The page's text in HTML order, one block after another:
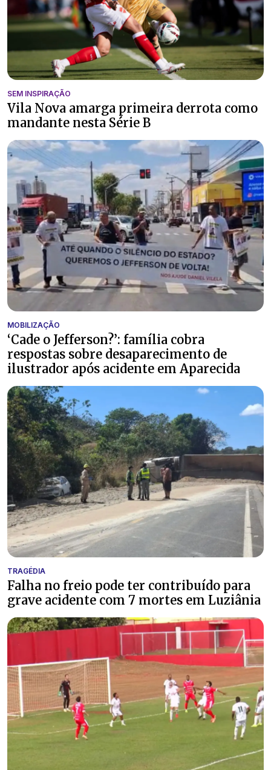
SEM INSPIRAÇÃO
Vila Nova amarga primeira derrota como
mandante nesta Série B
MOBILIZAÇÃO
‘Cade o Jefferson?’: família cobra
respostas sobre desaparecimento de
ilustrador após acidente em Aparecida
TRAGÉDIA
Falha no freio pode ter contribuído para
grave acidente com 7 mortes em Luziânia